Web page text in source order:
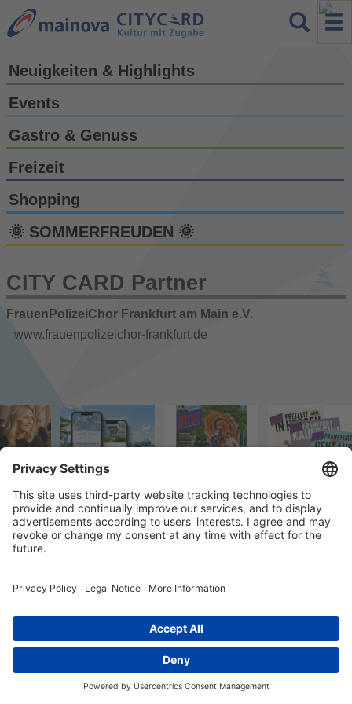
Neuigkeiten & Highlights
Events
Gastro & Genuss
Freizeit
Shopping
🌞 SOMMERFREUDEN 🌞
CITY CARD Partner
FrauenPolizeiChor Frankfurt am Main e.V.
www.frauenpolizeichor-frankfurt.de
© 2023 k/c/e Marketing GmbH –Impressum